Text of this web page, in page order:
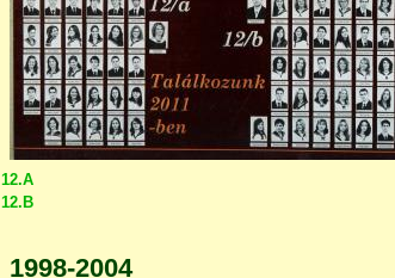
12.A
12.B
1998-2004